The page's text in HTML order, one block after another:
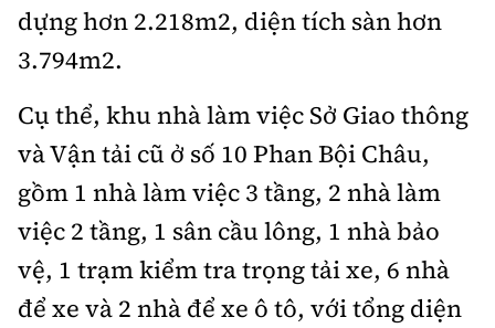
Thông tin tòa soạn
dựng hơn 2.218m2, diện tích sàn hơn
3.794m2.
Cụ thể, khu nhà làm việc Sở Giao thông
và Vận tải cũ ở số 10 Phan Bội Châu,
gồm 1 nhà làm việc 3 tầng, 2 nhà làm
việc 2 tầng, 1 sân cầu lông, 1 nhà bảo
vệ, 1 trạm kiểm tra trọng tải xe, 6 nhà
để xe và 2 nhà để xe ô tô, với tổng diện